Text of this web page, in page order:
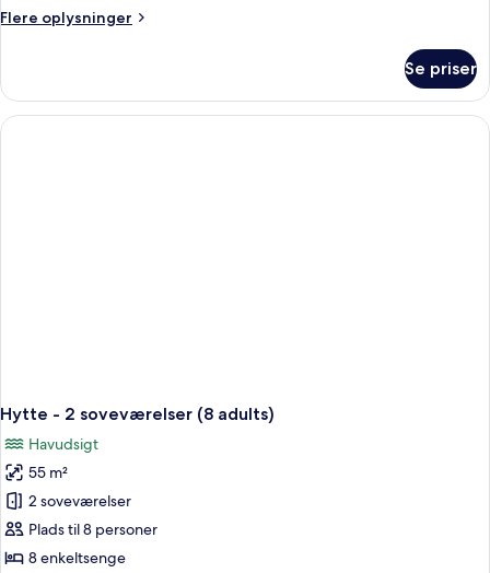
Flere oplysninger
Flere
Se priser
Hytte - 2 soveværelser (8 adults)
Havudsigt
55 m²
2 soveværelser
Plads til 8 personer
8 enkeltsenge